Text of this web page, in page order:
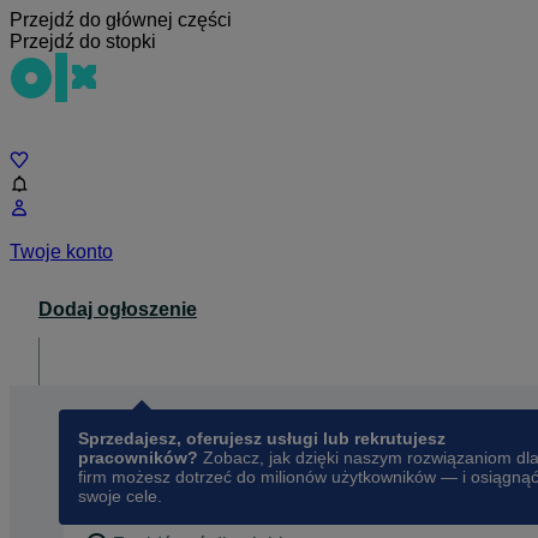
Przejdź do głównej części
Przejdź do stopki
Twoje konto
Dodaj ogłoszenie
Sprzedajesz, oferujesz usługi lub rekrutujesz
pracowników? Zobacz, jak dzięki naszym rozwiązaniom dla
firm możesz dotrzeć do milionów użytkowników — i osiągnąć
swoje cele.